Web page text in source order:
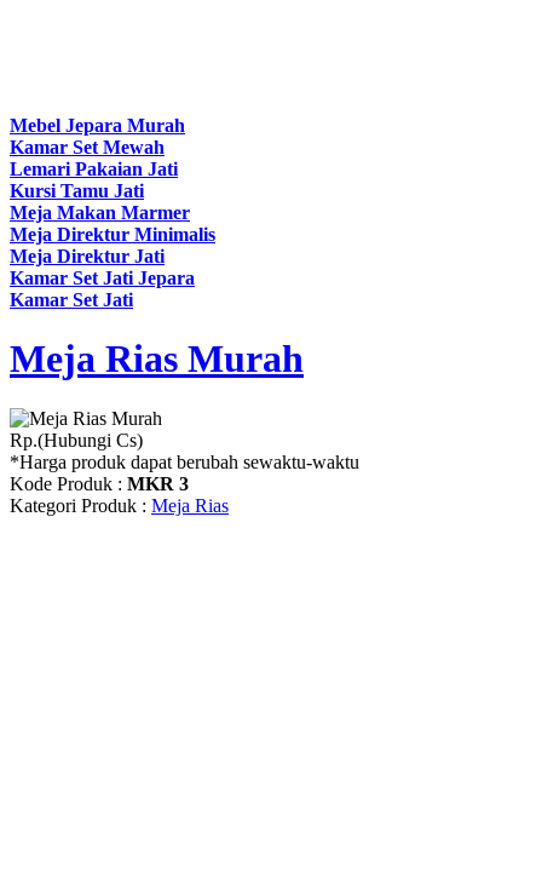
Mebel Jepara Murah
Kamar Set Mewah
Lemari Pakaian Jati
Kursi Tamu Jati
Meja Makan Marmer
Meja Direktur Minimalis
Meja Direktur Jati
Kamar Set Jati Jepara
Kamar Set Jati
Meja Rias Murah
Rp.(Hubungi Cs)
*Harga produk dapat berubah sewaktu-waktu
Kode Produk : MKR 3
Kategori Produk : Meja Rias